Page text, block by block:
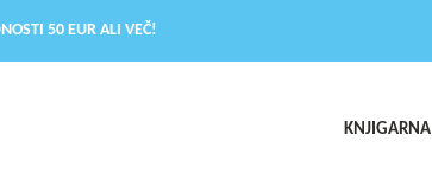
50 EUR ALI VEČ!
KNJIGARNA